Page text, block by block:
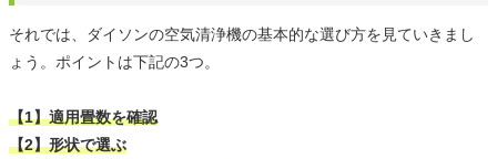
それでは、ダイソンの空気清浄機の基本的な選び方を見ていきまし
ょう。ポイントは下記の3つ。
【1】適用畳数を確認
【2】形状で選ぶ